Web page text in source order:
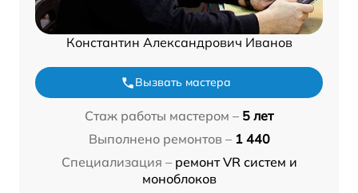
Константин Александрович Иванов
Вызвать мастера
Стаж работы мастером – 5 лет
Выполнено ремонтов – 1 440
Специализация – ремонт VR систем и
моноблоков